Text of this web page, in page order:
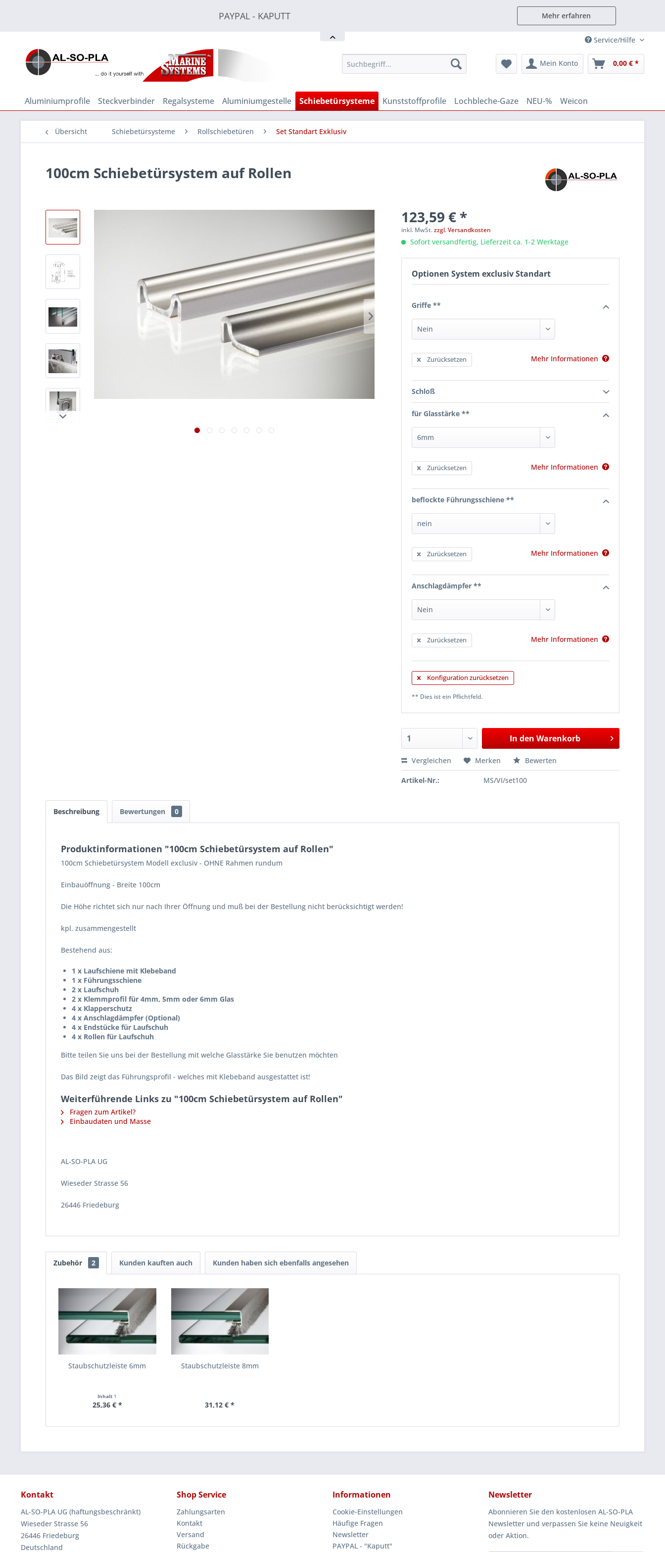
PAYPAL - KAPUTT
Mehr erfahren
Service/Hilfe
Mein Konto 0,00 € *
Aluminiumprofile Steckverbinder Regalsysteme Aluminiumgestelle Schiebetürsysteme Kunststoffprofile Lochbleche-Gaze NEU-% Weicon
Übersicht Schiebetürsysteme Rollschiebetüren Set Standart Exklusiv
100cm Schiebetürsystem auf Rollen
123,59 € *
inkl. MwSt.zzgl. Versandkosten
Sofort versandfertig, Lieferzeit ca. 1-2 Werktage
Optionen System exclusiv Standart
Griffe **
Zurücksetzen Mehr Informationen
Schloß
für Glasstärke **
Zurücksetzen Mehr Informationen
beflockte Führungsschiene **
Zurücksetzen Mehr Informationen
Anschlagdämpfer **
Zurücksetzen Mehr Informationen
Konfiguration zurücksetzen
** Dies ist ein Pflichtfeld.
In den Warenkorb
Vergleichen Merken Bewerten
Artikel-Nr.: MS/VI/set100
Beschreibung Bewertungen 0
Produktinformationen "100cm Schiebetürsystem auf Rollen"
100cm Schiebetürsystem Modell exclusiv - OHNE Rahmen rundum
Einbauöffnung - Breite 100cm
Die Höhe richtet sich nur nach Ihrer Öffnung und muß bei der Bestellung nicht berücksichtigt werden!
kpl. zusammengestellt
Bestehend aus:
1 x Laufschiene mit Klebeband
1 x Führungsschiene
2 x Laufschuh
2 x Klemmprofil für 4mm, 5mm oder 6mm Glas
4 x Klapperschutz
4 x Anschlagdämpfer (Optional)
4 x Endstücke für Laufschuh
4 x Rollen für Laufschuh
Bitte teilen Sie uns bei der Bestellung mit welche Glasstärke Sie benutzen möchten
Das Bild zeigt das Führungsprofil - welches mit Klebeband ausgestattet ist!
Weiterführende Links zu "100cm Schiebetürsystem auf Rollen"
Fragen zum Artikel?
Einbaudaten und Masse
AL-SO-PLA UG
Wieseder Strasse 56
26446 Friedeburg
Zubehör 2 Kunden kauften auch Kunden haben sich ebenfalls angesehen
Staubschutzleiste 6mm
Inhalt 1
25,36 € *
Staubschutzleiste 8mm
31,12 € *
Kontakt
AL-SO-PLA UG (haftungsbeschränkt)
Wieseder Strasse 56
26446 Friedeburg
Deutschland
Shop Service
Zahlungsarten
Kontakt
Versand
Rückgabe
Informationen
Cookie-Einstellungen
Häufige Fragen
Newsletter
PAYPAL - "Kaputt"
Newsletter
Abonnieren Sie den kostenlosen AL-SO-PLA
Newsletter und verpassen Sie keine Neuigkeit
oder Aktion.